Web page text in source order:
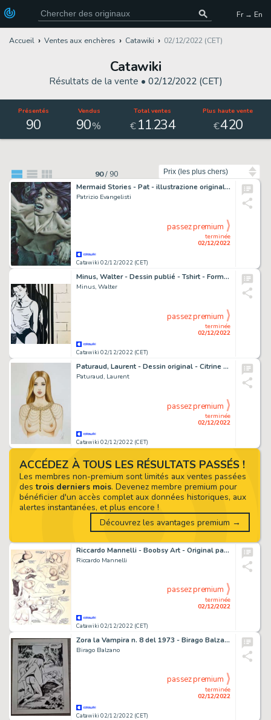
Fr → En
Accueil Ventes aux enchères Catawiki 02/12/2022 (CET)
Catawiki
Résultats de la vente • 02/12/2022 (CET)
Présentés
90
Vendus
90%
Total ventes
€ 11.234
Plus haute vente
€420
90/ 90
Mermaid Stories - Pat - illustrazione originale “Incastrata-entangle"” - Page volante - Exemplaire unique
Patrizio Evangelisti
Catawiki 02/12/2022 (CET)
terminée
02/12/2022
passez premium
Minus, Walter - Dessin publié - Tshirt - Format: 27 x 27 cm.
Minus, Walter
Catawiki 02/12/2022 (CET)
terminée
02/12/2022
passez premium
Paturaud, Laurent - Dessin original - Citrine - Format: 23 x 31 cm. - Page volante - Exemplaire unique
Paturaud, Laurent
Catawiki 02/12/2022 (CET)
terminée
02/12/2022
passez premium
Riccardo Mannelli - Boobsy Art - Original page - Size: 33 x 48 cm. - (1996)
Riccardo Mannelli
Catawiki 02/12/2022 (CET)
terminée
02/12/2022
passez premium
Zora la Vampira n. 8 del 1973 - Birago Balzano - tavola originale "Il casto eremita"
Birago Balzano
Catawiki 02/12/2022 (CET)
terminée
02/12/2022
passez premium
ACCÉDEZ À TOUS LES RÉSULTATS PASSÉS !
Les membres non-premium sont limités aux ventes passées
destrois derniers mois. Devenez membre premium pour
bénéficier d'un accès complet aux données historiques, aux
alertes instantanées, et plus encore !
Découvrez les avantages premium →